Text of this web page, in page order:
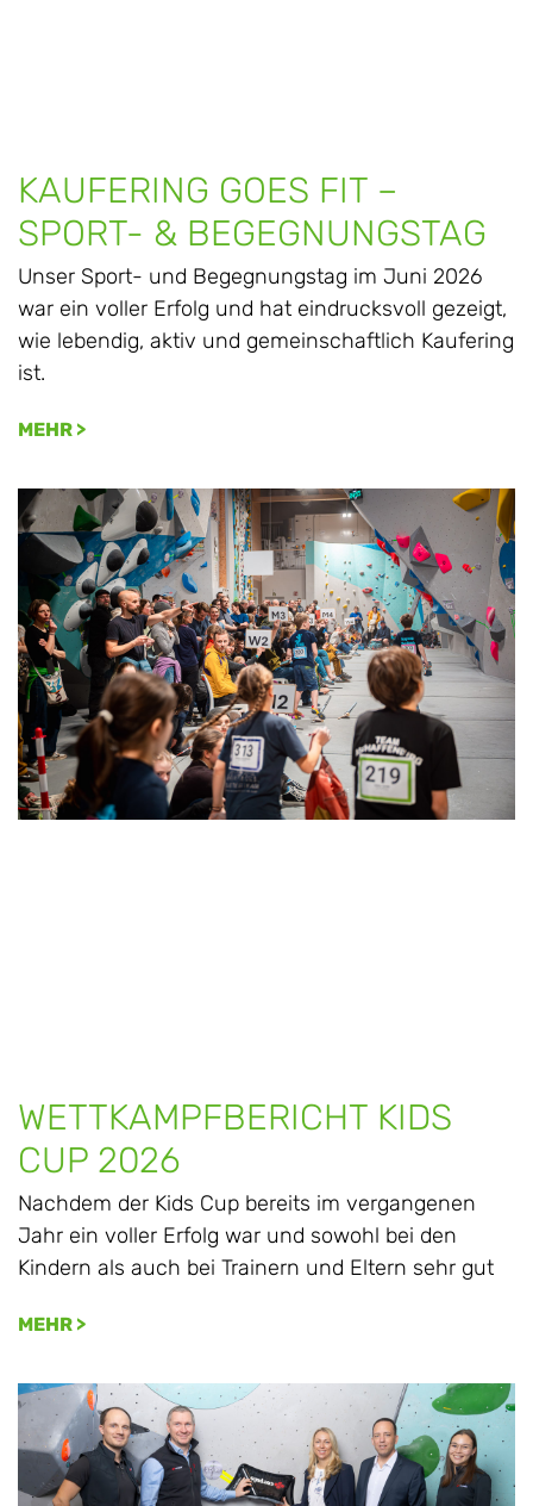
KAUFERING GOES FIT –
SPORT- & BEGEGNUNGSTAG
Unser Sport- und Begegnungstag im Juni 2026
war ein voller Erfolg und hat eindrucksvoll gezeigt,
wie lebendig, aktiv und gemeinschaftlich Kaufering
ist.
MEHR >
WETTKAMPFBERICHT KIDS
CUP 2026
Nachdem der Kids Cup bereits im vergangenen
Jahr ein voller Erfolg war und sowohl bei den
Kindern als auch bei Trainern und Eltern sehr gut
MEHR >